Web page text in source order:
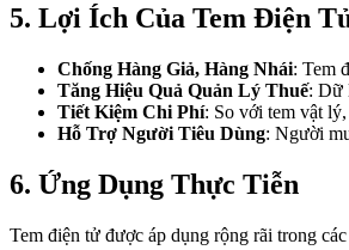
5. Lợi Ích Của Tem Điện
Chống Hàng Giả, Hàng Nhái: Tem
Tăng Hiệu Quả Quản Lý Thuế: Dữ
Tiết Kiệm Chi Phí: So với tem vật
Hỗ Trợ Người Tiêu Dùng: Người
6. Ứng Dụng Thực Tiễn
Tem điện tử được áp dụng rộng rãi trong